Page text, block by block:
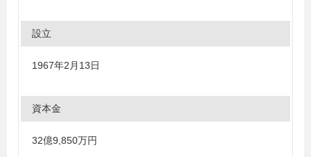
設立
1967年2月13日
資本金
32億9,850万円